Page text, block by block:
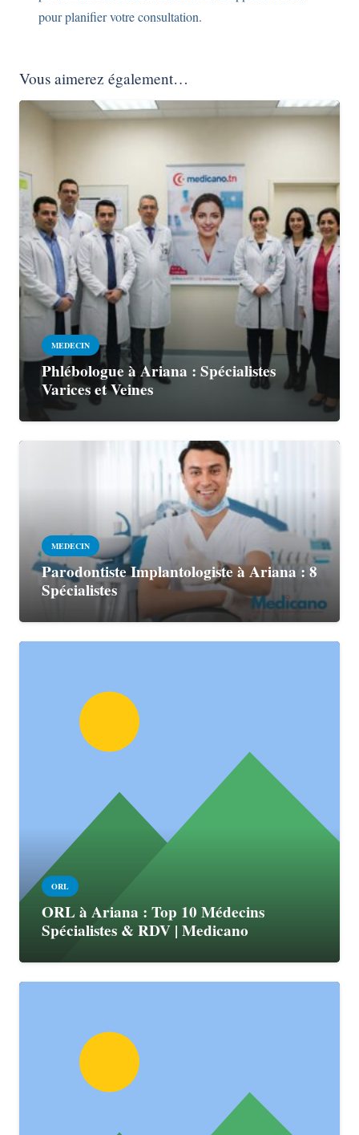
pour planifier votre consultation.
Vous aimerez également…
MEDECIN
Phlébologue à Ariana : Spécialistes
Varices et Veines
MEDECIN
Parodontiste Implantologiste à Ariana : 8
Spécialistes
ORL
ORL à Ariana : Top 10 Médecins
Spécialistes & RDV | Medicano